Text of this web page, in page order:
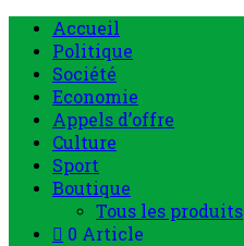
Accueil
Politique
Société
Economie
Appels d’offre
Culture
Sport
Boutique
Tous les produits
0 Article